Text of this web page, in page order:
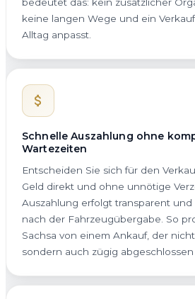
keine langen Wege und ein
Alltag anpasst.
Schnelle Auszahlung ohne
Wartezeiten
Entscheiden Sie sich für den
Geld direkt und ohne unnötige
Auszahlung erfolgt transparent und
nach der Fahrzeugübergabe. So
Sachsa von einem Ankauf, der
sondern auch zügig abgeschlossen